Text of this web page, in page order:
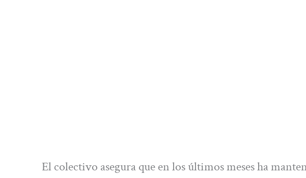
El colectivo asegura que en los últimos meses ha